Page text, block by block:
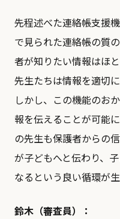
先程述べた連絡帳支援
で見られた連絡帳の質
者が知りたい情報はほ
先生たちは情報を適切
しかし、この機能のお
報を伝えることが可能
の先生も保護者からの
が子どもへと伝わり、
なるという良い循環が生
鈴木（審査員）：